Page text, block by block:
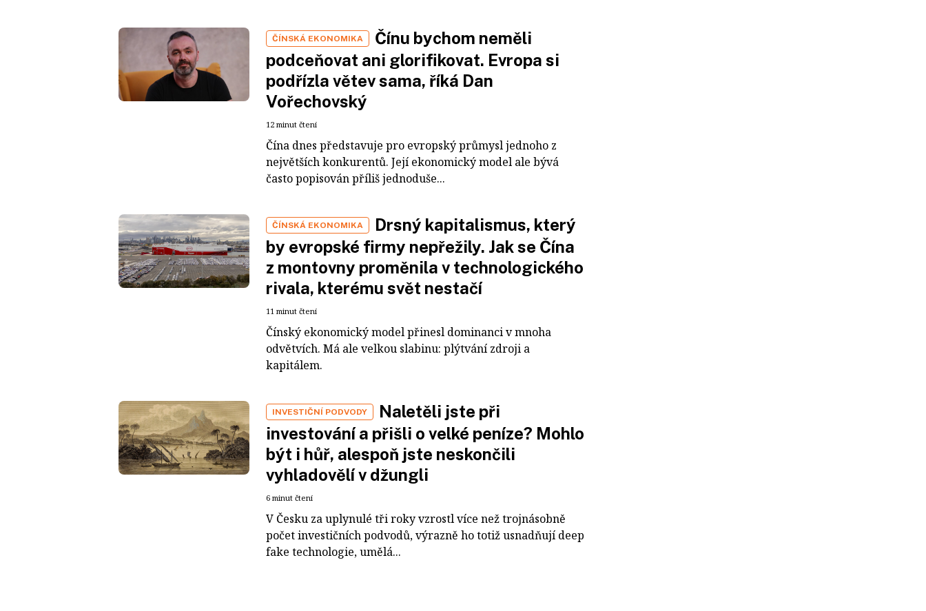
ČÍNSKÁ EKONOMIKA
Čínu bychom neměli
podceňovat ani glorifikovat. Evropa si
podřízla větev sama, říká Dan
Vořechovský
12 minut čtení
Čína dnes představuje pro evropský průmysl jednoho z
největších konkurentů. Její ekonomický model ale bývá
často popisován příliš jednoduše...
ČÍNSKÁ EKONOMIKA
Drsný kapitalismus, který
by evropské firmy nepřežily. Jak se Čína
z montovny proměnila v technologického
rivala, kterému svět nestačí
11 minut čtení
Čínský ekonomický model přinesl dominanci v mnoha
odvětvích. Má ale velkou slabinu: plýtvání zdroji a
kapitálem.
INVESTIČNÍ PODVODY
Naletěli jste při
investování a přišli o velké peníze? Mohlo
být i hůř, alespoň jste neskončili
vyhladovělí v džungli
6 minut čtení
V Česku za uplynulé tři roky vzrostl více než trojnásobně
počet investičních podvodů, výrazně ho totiž usnadňují deep
fake technologie, umělá...